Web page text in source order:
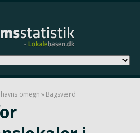
omegn » Bagsværd